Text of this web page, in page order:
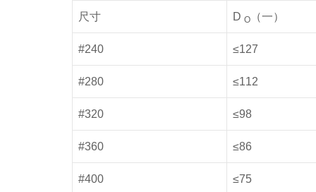
尺寸 D O （一）
#240 ≤127
#280 ≤112
#320 ≤98
#360 ≤86
#400 ≤75